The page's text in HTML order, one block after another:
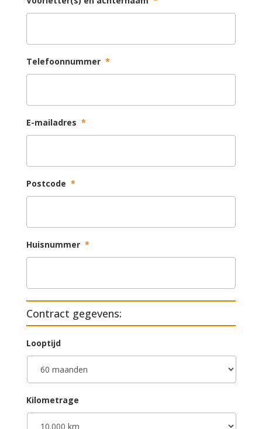
Telefoonnummer *
E-mailadres *
Postcode *
Huisnummer *
Contract gegevens:
Looptijd
Kilometrage